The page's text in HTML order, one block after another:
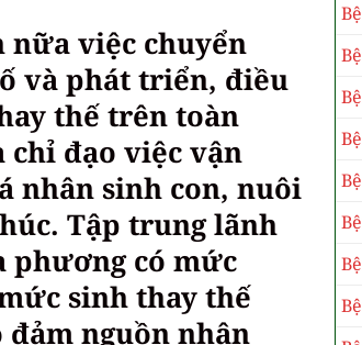
nữa việc chuyển
và phát triển, điều
thế trên toàn
chỉ đạo việc vận
nhân sinh con, nuôi
Tập trung lãnh
phương có mức
sinh thay thế
nguồn nhân